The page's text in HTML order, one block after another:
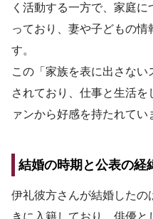
く活動する一方で、家庭
っており、妻や子どもの情
す。
この「家族を表に出さな
されており、仕事と生活
ァンから好感を持たれてい
結婚の時期と公表の経
伊礼彼方さんが結婚したの